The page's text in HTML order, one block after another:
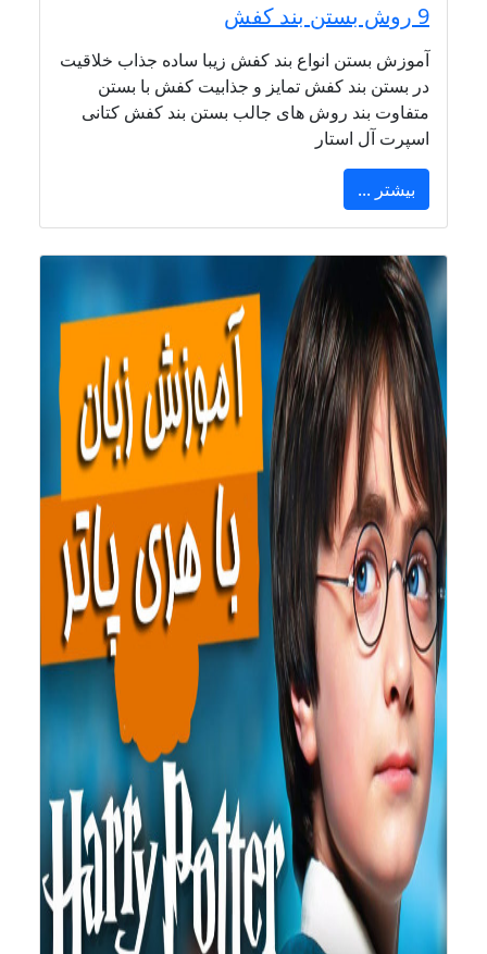
9 روش بستن بند کفش
آموزش بستن انواع بند کفش زیبا ساده جذاب خلاقیت
در بستن بند کفش تمایز و جذابیت کفش با بستن
متفاوت بند روش های جالب بستن بند کفش کتانی
اسپرت آل استار
بیشتر ...